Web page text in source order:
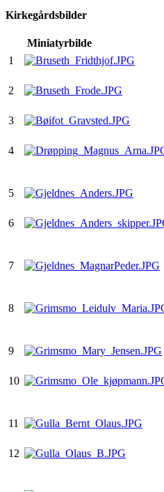
Kirkegårdsbilder
Miniatyrbilde
1
2
3
4
5
6
7
8
9
10
11
12